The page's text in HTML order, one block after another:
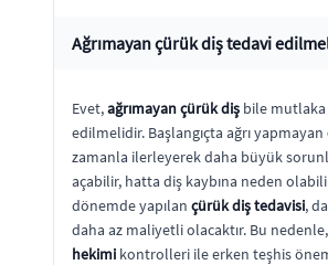
Ağrımayan çürük diş tedavi
Evet,ağrımayan çürük diş bile
edilmelidir. Başlangıçta ağrı yapmayan
zamanla ilerleyerek daha büyük
açabilir, hatta diş kaybına neden
dönemde yapılan çürük diş tedavisi,
daha az maliyetli olacaktır. Bu
hekimi kontrolleri ile erken teşhis